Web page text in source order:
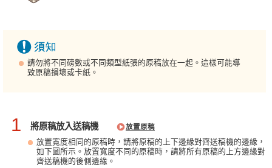
請勿將不同磅數或不同類型紙張的原稿放在一起。這樣可能導
致原稿損壞或卡紙。
1 將原稿放入送稿機 放置原稿
放置寬度相同的原稿時，請將原稿的上下邊緣對齊送稿機的邊緣，
如下圖所示。放置寬度不同的原稿時，請將所有原稿的上方邊緣對
齊送稿機的後側邊緣。